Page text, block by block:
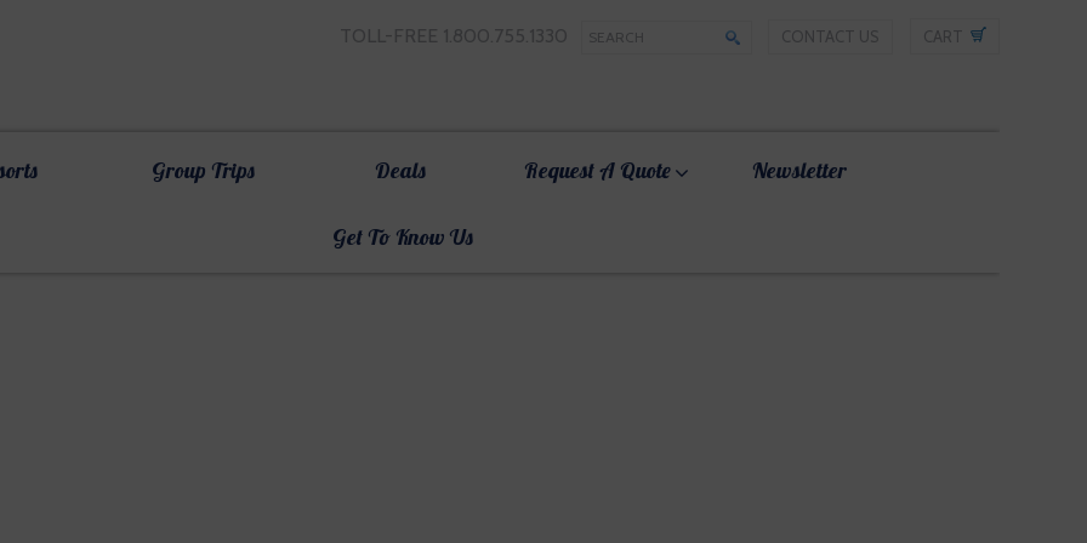
TOLL-FREE 1.800.755.1330 CONTACT US CART
Group Trips Deals Request A Quote Newsletter
Get To Know Us